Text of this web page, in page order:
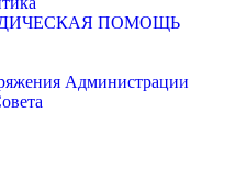
ПОМОЩЬ
Администрации